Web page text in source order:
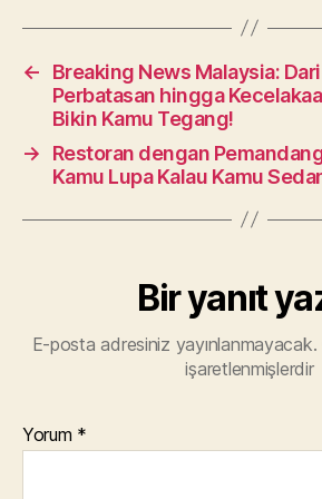
←
Breaking News Malaysia:
Perbatasan hingga
Bikin Kamu Tegang!
→
Restoran dengan
Kamu Lupa Kalau Kamu
Bir yanıt
E-posta adresiniz yayınlanmayacak.
işaretlenmişlerdir
Yorum *